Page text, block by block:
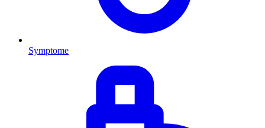
Symptome